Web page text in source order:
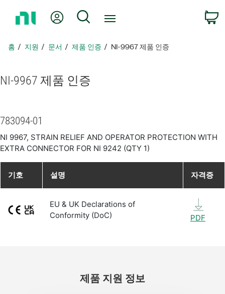
지
아
내 계정 검색
홈 지원 문서 제품 인증 NI-9967 제품 인증
NI-9967 제품 인증
783094-01
NI 9967, STRAIN RELIEF AND OPERATOR PROTECTION WITH
EXTRA CONNECTOR FOR NI 9242 (QTY 1)
기호 설명 자격증
EU & UK Declarations of
Conformity (DoC)
PDF
제품 지원 정보